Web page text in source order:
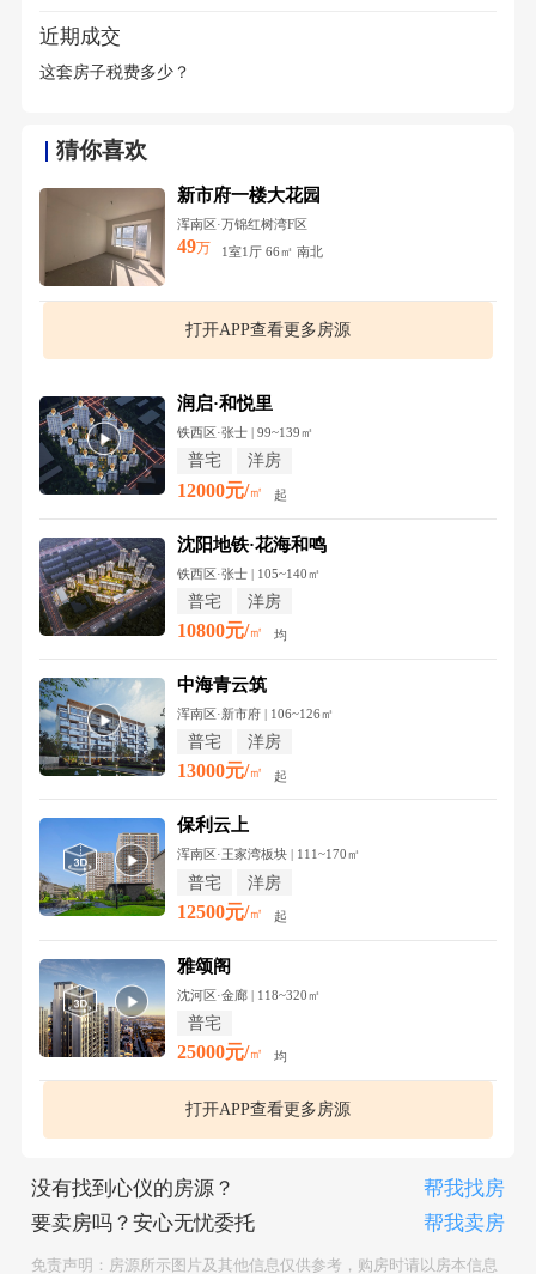
近期成交
这套房子税费多少？
猜你喜欢
新市府一楼大花园
浑南区·万锦红树湾F区
49万 1室1厅 66㎡ 南北
打开APP查看更多房源
润启·和悦里
铁西区·张士 | 99~139㎡
普宅 洋房
12000元/㎡ 起
沈阳地铁·花海和鸣
铁西区·张士 | 105~140㎡
普宅 洋房
10800元/㎡ 均
中海青云筑
浑南区·新市府 | 106~126㎡
普宅 洋房
13000元/㎡ 起
保利云上
浑南区·王家湾板块 | 111~170㎡
普宅 洋房
12500元/㎡ 起
雅颂阁
沈河区·金廊 | 118~320㎡
普宅
25000元/㎡ 均
打开APP查看更多房源
没有找到心仪的房源？
帮我找房
要卖房吗？安心无忧委托
帮我卖房
免责声明：房源所示图片及其他信息仅供参考，购房时请以房本信息